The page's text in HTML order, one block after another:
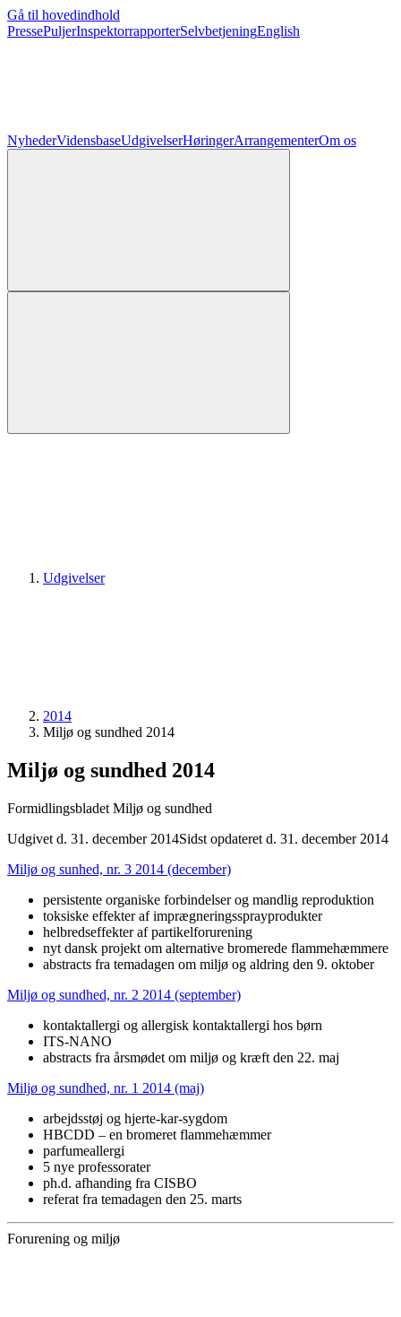
Gå til hovedindhold
PressePuljerInspektorrapporterSelvbetjeningEnglish
NyhederVidensbaseUdgivelserHøringerArrangementerOm os
Udgivelser
2014
Miljø og sundhed 2014
Miljø og sundhed 2014
Formidlingsbladet Miljø og sundhed
Udgivet d. 31. december 2014Sidst opdateret d. 31. december 2014
Miljø og sunhed, nr. 3 2014 (december)
persistente organiske forbindelser og mandlig reproduktion
toksiske effekter af imprægneringssprayprodukter
helbredseffekter af partikelforurening
nyt dansk projekt om alternative bromerede flammehæmmere
abstracts fra temadagen om miljø og aldring den 9. oktober
Miljø og sundhed, nr. 2 2014 (september)
kontaktallergi og allergisk kontaktallergi hos børn
ITS-NANO
abstracts fra årsmødet om miljø og kræft den 22. maj
Miljø og sundhed, nr. 1 2014 (maj)
arbejdsstøj og hjerte-kar-sygdom
HBCDD – en bromeret flammehæmmer
parfumeallergi
5 nye professorater
ph.d. afhanding fra CISBO
referat fra temadagen den 25. marts
Forurening og miljø